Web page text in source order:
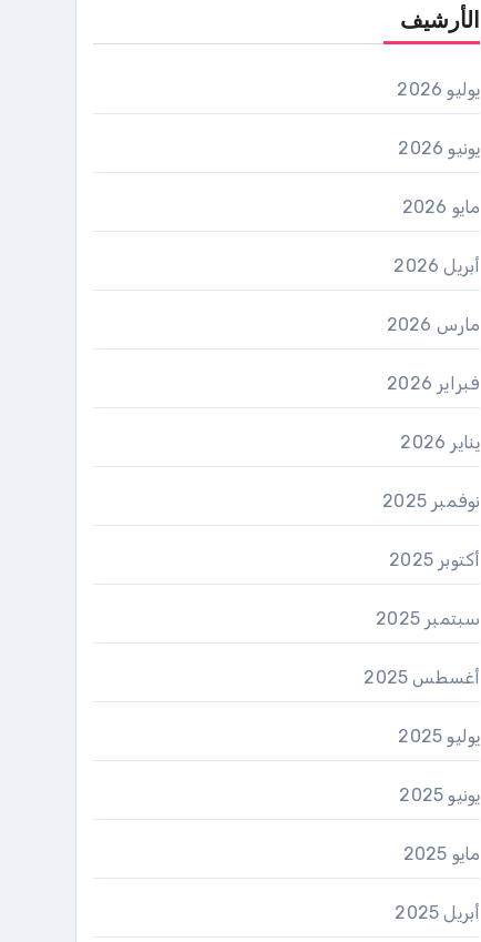
الأرشيف
يوليو 2026
يونيو 2026
مايو 2026
أبريل 2026
مارس 2026
فبراير 2026
يناير 2026
نوفمبر 2025
أكتوبر 2025
سبتمبر 2025
أغسطس 2025
يوليو 2025
يونيو 2025
مايو 2025
أبريل 2025